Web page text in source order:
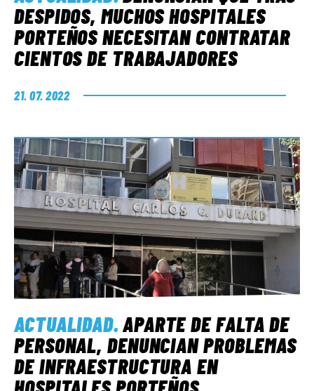
DESPIDOS, MUCHOS HOSPITALES
PORTEÑOS NECESITAN CONTRATAR
CIENTOS DE TRABAJADORES
21. 07. 2022
ACTUALIDAD.APARTE DE FALTA DE
PERSONAL, DENUNCIAN PROBLEMAS
DE INFRAESTRUCTURA EN